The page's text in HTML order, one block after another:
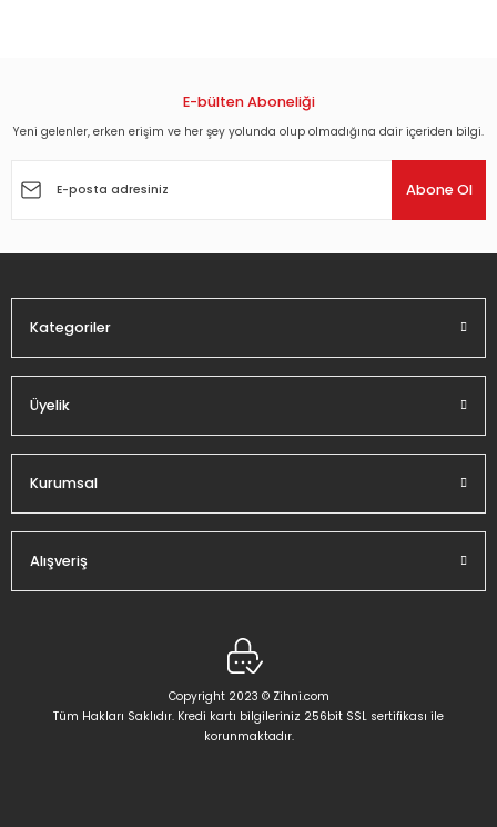
Ürün açıklamasında eksik bilgiler bulunuyor.
Ürün bilgilerinde hatalar bulunuyor.
Bu ürüne benzer farklı alternatifler olmalı.
2.160,00 TL
E-bülten Aboneliği
Yeni gelenler, erken erişim ve her şey yolunda olup olmadığına dair içeriden bilgi.
Abone Ol
Kategoriler
Üyelik
Kurumsal
Alışveriş
Copyright 2023 © Zihni.com
Tüm Hakları Saklıdır. Kredi kartı bilgileriniz 256bit SSL sertifikası ile
korunmaktadır.